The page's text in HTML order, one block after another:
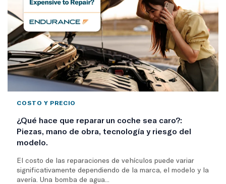
COSTO Y PRECIO
¿Qué hace que reparar un coche sea caro?:
Piezas, mano de obra, tecnología y riesgo del
modelo.
El costo de las reparaciones de vehículos puede variar
significativamente dependiendo de la marca, el modelo y la
avería. Una bomba de agua...